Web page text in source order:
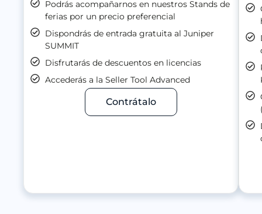
Podrás acompañarnos en nuestros Stands de
ferias por un precio preferencial​
Dispondrás de entrada gratuita al Juniper
SUMMIT
Disfrutarás de descuentos en licencias
Accederás a la Seller Tool Advanced
Contrátalo